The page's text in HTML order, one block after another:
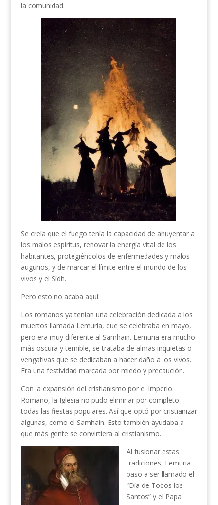
la comunidad.
Se creía que el fuego tenía la capacidad de ahuyentar a
los malos espíritus, renovar la energía vital de los
habitantes, protegiéndolos de enfermedades y malos
augurios, y de marcar el límite entre el mundo de los
vivos y el Sídh.
Pero esto no acaba aquí:
Los romanos ya tenían una celebración dedicada a los
muertos llamada Lemuria, que se celebraba en mayo,
pero era muy diferente al Samhain. Lemuria era mucho
más oscura y temible, se trataba de almas inquietas o
vengativas que se dedicaban a hacer daño a los vivos.
Era una festividad marcada por miedo y precaución.
Con la expansión del cristianismo por el Imperio
Romano, la Iglesia no pudo eliminar por completo
todas las fiestas populares. Así que optó por cristianizar
algunas, como el Samhain. Esto también ayudaba a
que más gente se convirtiera al cristianismo.
Al fusionar estas
tradiciones, Lemuria
paso a ser llamado el
“Día de Todos los
Santos” y el Papa